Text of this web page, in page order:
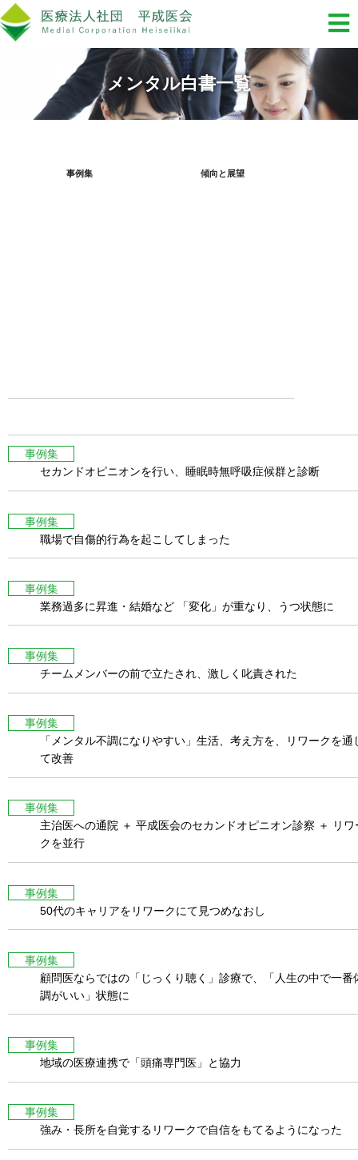
メンタル白書一覧
事例集 傾向と展望
事例集
セカンドオピニオンを行い、睡眠時無呼吸症候群と診断
事例集
職場で自傷的行為を起こしてしまった
事例集
業務過多に昇進・結婚など 「変化」が重なり、うつ状態に
事例集
チームメンバーの前で立たされ、激しく叱責された
事例集
「メンタル不調になりやすい」生活、考え方を、リワークを通
て改善
事例集
主治医への通院 ＋ 平成医会のセカンドオピニオン診察 ＋ リワ
クを並行
事例集
50代のキャリアをリワークにて見つめなおし
事例集
顧問医ならではの「じっくり聴く」診療で、「人生の中で一番
調がいい」状態に
事例集
地域の医療連携で「頭痛専門医」と協力
事例集
強み・長所を自覚するリワークで自信をもてるようになった